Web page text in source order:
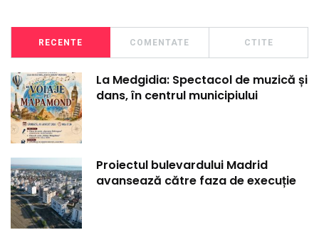
RECENTE COMENTATE CTITE
La Medgidia: Spectacol de muzică și
dans, în centrul municipiului
Proiectul bulevardului Madrid
avansează către faza de execuție